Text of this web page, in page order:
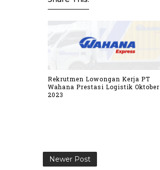
Rekrutmen Lowongan Kerja PT
Wahana Prestasi Logistik Oktober
2023
Newer Post